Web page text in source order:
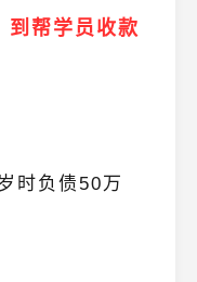
到帮学员收款
时负债50万